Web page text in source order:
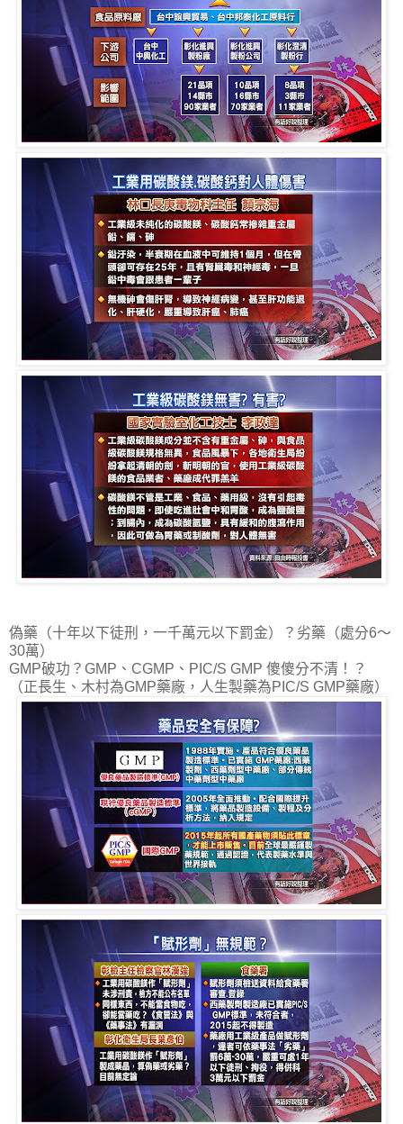
偽藥（十年以下徒刑，一千萬元以下罰金）？劣藥（處分6～
30萬）
GMP破功？GMP、CGMP、PIC/S GMP 傻傻分不清！？
（正長生、木村為GMP藥廠，人生製藥為PIC/S GMP藥廠）